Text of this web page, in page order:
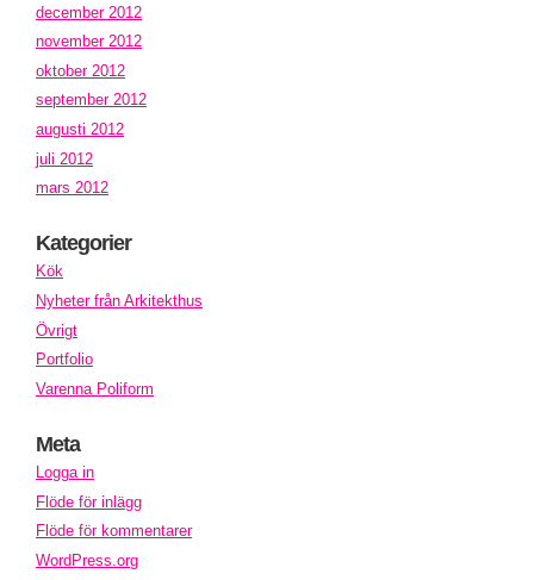
december 2012
november 2012
oktober 2012
september 2012
augusti 2012
juli 2012
mars 2012
Kategorier
Kök
Nyheter från Arkitekthus
Övrigt
Portfolio
Varenna Poliform
Meta
Logga in
Flöde för inlägg
Flöde för kommentarer
WordPress.org